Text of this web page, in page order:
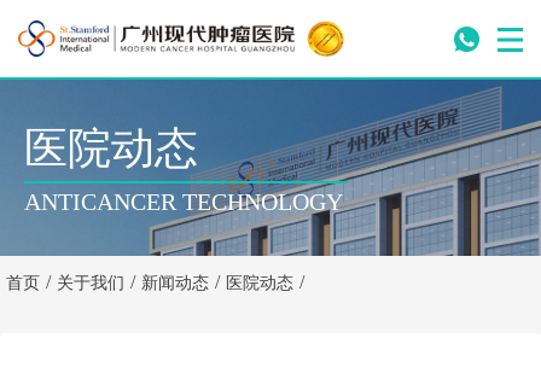
医院动态
ANTICANCER TECHNOLOGY
首页 / 关于我们 / 新闻动态 / 医院动态 /